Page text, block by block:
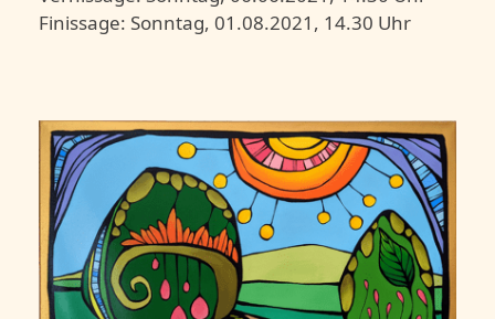
Finissage: Sonntag, 01.08.2021, 14.30 Uhr